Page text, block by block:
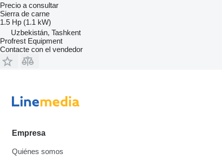
Precio a consultar
Sierra de carne
1.5 Hp (1.1 kW)
Uzbekistán, Tashkent
Profrest Equipment
Contacte con el vendedor
Empresa
Quiénes somos